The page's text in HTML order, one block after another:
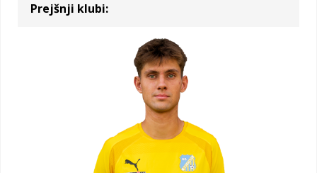
Prejšnji klubi: